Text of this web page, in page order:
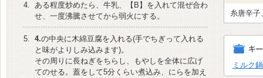
4. ある程度炒めたら、牛乳、【B】を入れて混ぜ合わ
せ、一度沸騰させてから弱火にする。
5. 4.の中央に木綿豆腐を入れる(手でちぎって入れる
と味がよりしみ込みます)。
その周りに長ねぎをちらし、もやしを全体に広げ
てのせる。蓋をして5分くらい煮込み、にらを加え
糸唐辛子
ミルク鍋